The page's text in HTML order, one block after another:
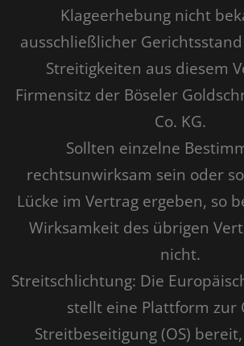
Klageerhebung nicht
ausschließlicher
Streitigkeiten aus diesem
Firmensitz der Böseler
Co. KG.
Sollten einzelne
rechtsunwirksam sein oder
Lücke im Vertrag ergeben, so
Wirksamkeit des übrigen
nicht.
Streitschlichtung: Die
stellt eine Plattform zur
Streitbeseitigung (OS)